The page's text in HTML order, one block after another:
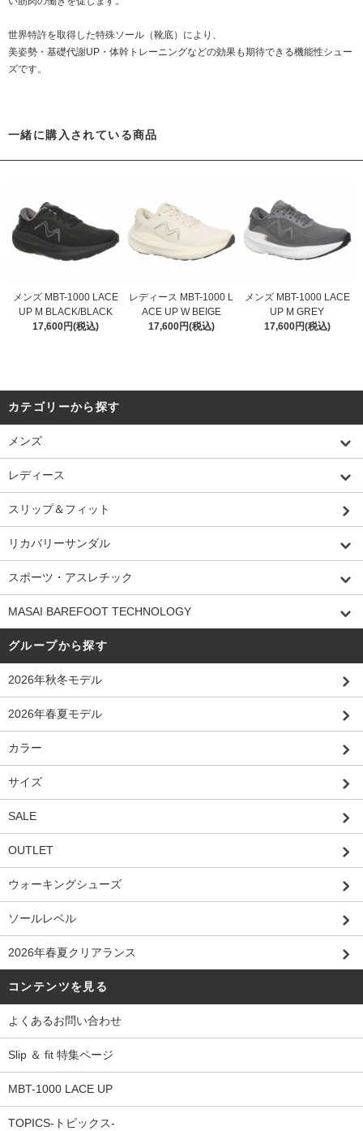
世界特許を取得した特殊ソール（靴底）により、
美姿勢・基礎代謝UP・体幹トレーニングなどの効果も期待できる機能性シュー
ズです。
一緒に購入されている商品
メンズ MBT-1000 LACE
UP M BLACK/BLACK
17,600円(税込)
レディース MBT-1000 L
ACE UP W BEIGE
17,600円(税込)
メンズ MBT-1000 LACE
UP M GREY
17,600円(税込)
カテゴリーから探す
メンズ
レディース
スリップ＆フィット
リカバリーサンダル
スポーツ・アスレチック
MASAI BAREFOOT TECHNOLOGY
グループから探す
2026年秋冬モデル
2026年春夏モデル
カラー
サイズ
SALE
OUTLET
ウォーキングシューズ
ソールレベル
2026年春夏クリアランス
コンテンツを見る
よくあるお問い合わせ
Slip ＆ fit 特集ページ
MBT-1000 LACE UP
TOPICS-トピックス-